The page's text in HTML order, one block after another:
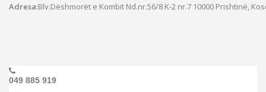
Adresa:Blv.Dëshmorët e Kombit Nd.nr.56/8 K-2 nr.7 10000 Prishtinë,
049 885 919